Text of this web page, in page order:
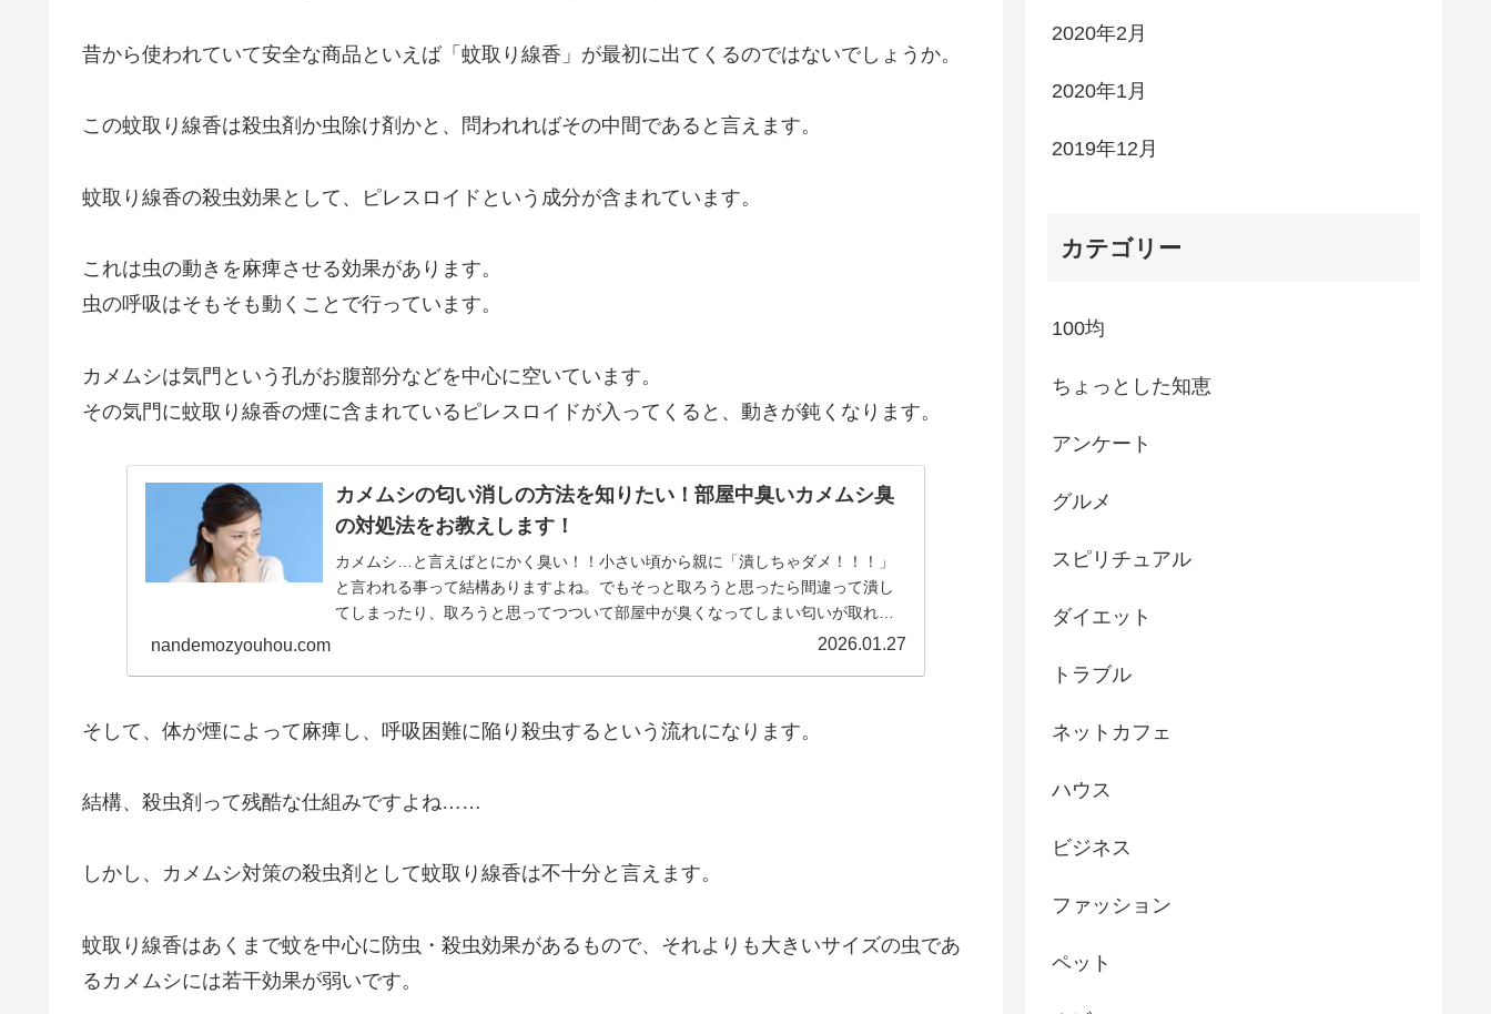
昔から使われていて安全な商品といえば「蚊取り線香」が最初に出てくるのではないでしょうか。
この蚊取り線香は殺虫剤か虫除け剤かと、問われればその中間であると言えます。
蚊取り線香の殺虫効果として、ピレスロイドという成分が含まれています。
これは虫の動きを麻痺させる効果があります。
虫の呼吸はそもそも動くことで行っています。
カメムシは気門という孔がお腹部分などを中心に空いています。
その気門に蚊取り線香の煙に含まれているピレスロイドが入ってくると、動きが鈍くなります。
カメムシの匂い消しの方法を知りたい！部屋中臭いカメムシ臭
の対処法をお教えします！
カメムシ…と言えばとにかく臭い！！小さい頃から親に「潰しちゃダメ！！！」
と言われる事って結構ありますよね。でもそっと取ろうと思ったら間違って潰し
てしまったり、取ろうと思ってつついて部屋中が臭くなってしまい匂いが取れな
nandemozyouhou.com 2026.01.27
そして、体が煙によって麻痺し、呼吸困難に陥り殺虫するという流れになります。
結構、殺虫剤って残酷な仕組みですよね……
しかし、カメムシ対策の殺虫剤として蚊取り線香は不十分と言えます。
蚊取り線香はあくまで蚊を中心に防虫・殺虫効果があるもので、それよりも大きいサイズの虫であ
るカメムシには若干効果が弱いです。
2020年2月
2020年1月
2019年12月
カテゴリー
100均
ちょっとした知恵
アンケート
グルメ
スピリチュアル
ダイエット
トラブル
ネットカフェ
ハウス
ビジネス
ファッション
ペット